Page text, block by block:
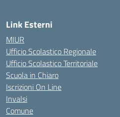
Link Esterni
MIUR
Ufficio Scolastico Regionale
Ufficio Scolastico Territoriale
Scuola in Chiaro
Iscrizioni On Line
Invalsi
Comune